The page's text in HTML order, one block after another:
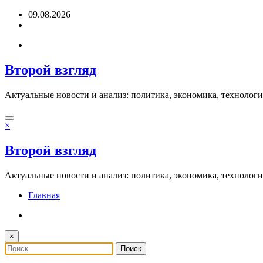
Перейти09.08.2026
Второй взгляд
Актуальные новости и анализ: политика, экономика,
×
Второй взгляд
Актуальные новости и анализ: политика, экономика,
Главная
×